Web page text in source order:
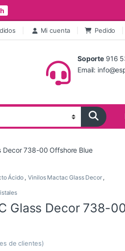
Mi cuenta Pedido
Soporte 916
Email:
Decor 738-00 Offshore Blue
Ácido , Vinilos Mactac Glass Decor ,
Glass Decor 738-00
de clientes)